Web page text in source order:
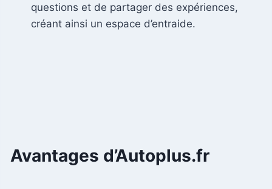
questions et de partager des expériences,
créant ainsi un espace d’entraide.
Avantages d’Autoplus.fr